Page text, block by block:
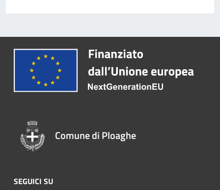
Comune di Ploaghe
SEGUICI SU